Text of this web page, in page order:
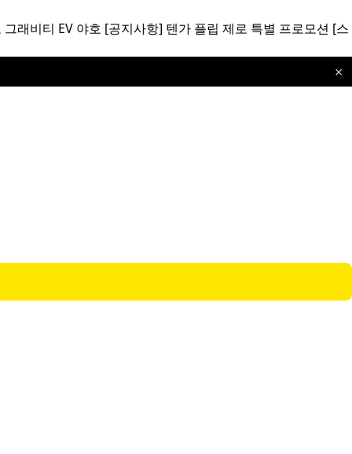
래비티 EV 야호 [공지사항] 텐가 플립 제로 특별 프로모션 [스
×